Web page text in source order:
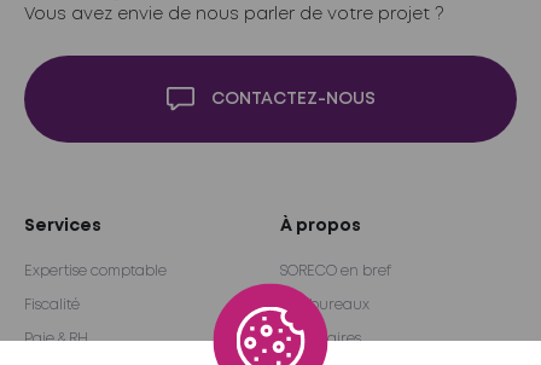
Vous avez envie de nous parler de votre projet ?
CONTACTEZ-NOUS
Services
Expertise comptable
Fiscalité
Paie & RH
À propos
SORECO en bref
Nos bureaux
Partenaires